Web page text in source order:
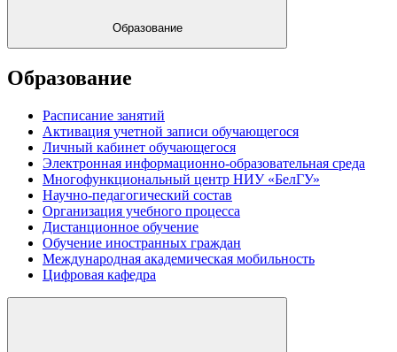
Образование
Образование
Расписание занятий
Активация учетной записи обучающегося
Личный кабинет обучающегося
Электронная информационно-образовательная среда
Многофункциональный центр НИУ «БелГУ»
Научно-педагогический состав
Организация учебного процесса
Дистанционное обучение
Обучение иностранных граждан
Международная академическая мобильность
Цифровая кафедра